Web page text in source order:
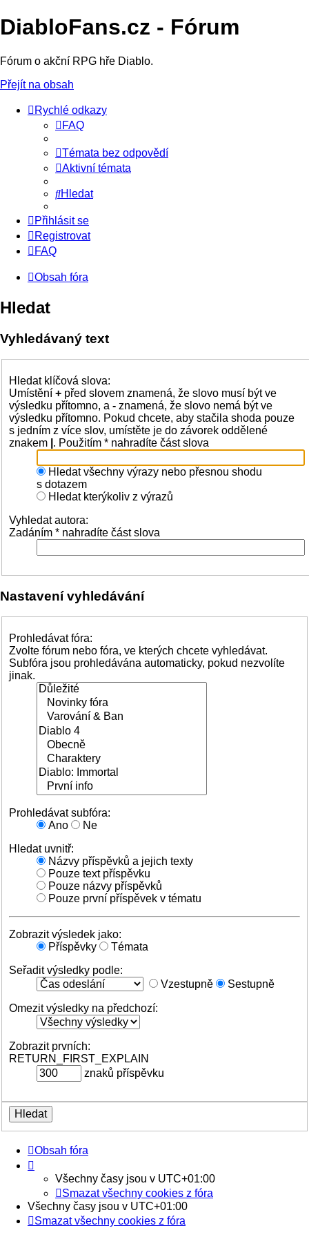
DiabloFans.cz - Fórum
Fórum o akční RPG hře Diablo.
Přejít na obsah
Rychlé odkazy
FAQ
Témata bez odpovědí
Aktivní témata
Hledat
Přihlásit se
Registrovat
FAQ
Obsah fóra
Hledat
Vyhledávaný text
Hledat klíčová slova:
Umístění + před slovem znamená, že slovo musí být ve
výsledku přítomno, a - znamená, že slovo nemá být ve
výsledku přítomno. Pokud chcete, aby stačila shoda pouze
s jedním z více slov, umístěte je do závorek oddělené
znakem . Použitím * nahradíte část slova
Hledat všechny výrazy nebo přesnou shodu
s dotazem
Hledat kterýkoliv z výrazů
Vyhledat autora:
Zadáním * nahradíte část slova
Nastavení vyhledávání
Prohledávat fóra:
Zvolte fórum nebo fóra, ve kterých chcete vyhledávat.
Subfóra jsou prohledávána automaticky, pokud nezvolíte
jinak.
Prohledávat subfóra:
Ano
Ne
Hledat uvnitř:
Názvy příspěvků a jejich texty
Pouze text příspěvku
Pouze názvy příspěvků
Pouze první příspěvek v tématu
Zobrazit výsledek jako:
Příspěvky
Témata
Seřadit výsledky podle:
Vzestupně
Sestupně
Omezit výsledky na předchozí:
Zobrazit prvních:
RETURN_FIRST_EXPLAIN
znaků příspěvku
Obsah fóra
Všechny časy jsou v UTC+01:00
Smazat všechny cookies z fóra
Všechny časy jsou v UTC+01:00
Smazat všechny cookies z fóra